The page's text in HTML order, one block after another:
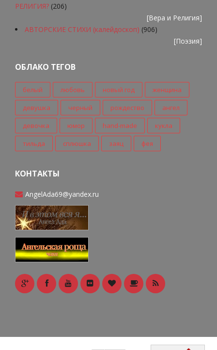
РЕЛИГИЯ? (206)
[Вера и Религия]
АВТОРСКИЕ СТИХИ (калейдоскоп) (906)
[Поэзия]
ОБЛАКО ТЕГОВ
белый любовь новый год женщина
девушка черный рождество ангел
девочка юмор hand-made кукла
тильда сплюшка заяц фея
КОНТАКТЫ
AngelAda69@yandex.ru